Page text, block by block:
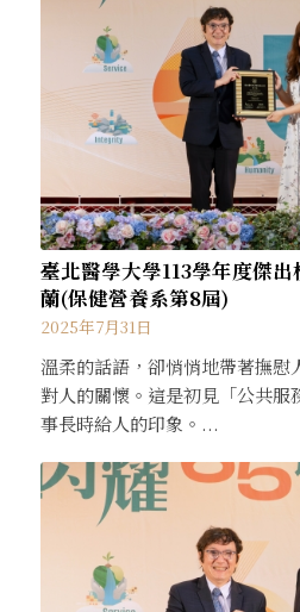
臺北醫學大學113學年度傑
蘭(保健營養系第8屆)
2025年7月31日
溫柔的話語，卻悄悄地帶著撫慰
對人的關懷。這是初見「公共服
事長時給人的印象。...